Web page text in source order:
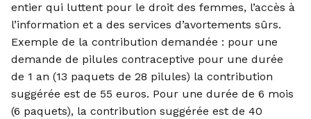
entier qui luttent pour le droit des femmes, l’accès à
l’information et a des services d’avortements sûrs.
Exemple de la contribution demandée : pour une
demande de pilules contraceptive pour une durée
de 1 an (13 paquets de 28 pilules) la contribution
suggérée est de 55 euros. Pour une durée de 6 mois
(6 paquets), la contribution suggérée est de 40